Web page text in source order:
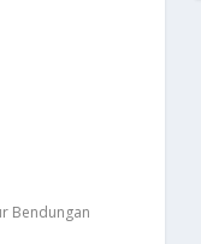
Bendungan